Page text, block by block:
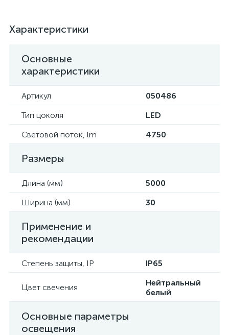
Характеристики
Основные
характеристики
Артикул
050486
Тип цоколя
LED
Световой поток, lm
4750
Размеры
Длина (мм)
5000
Ширина (мм)
30
Применение и
рекомендации
Степень защиты, IP IP65
Цвет свечения
Нейтральный
белый
Основные параметры
освещения